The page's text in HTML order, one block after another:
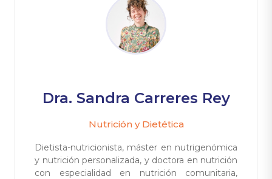
Dra. Sandra Carreres Rey
Nutrición y Dietética
Dietista-nutricionista, máster en nutrigenómica
y nutrición personalizada, y doctora en nutrición
con especialidad en nutrición comunitaria,